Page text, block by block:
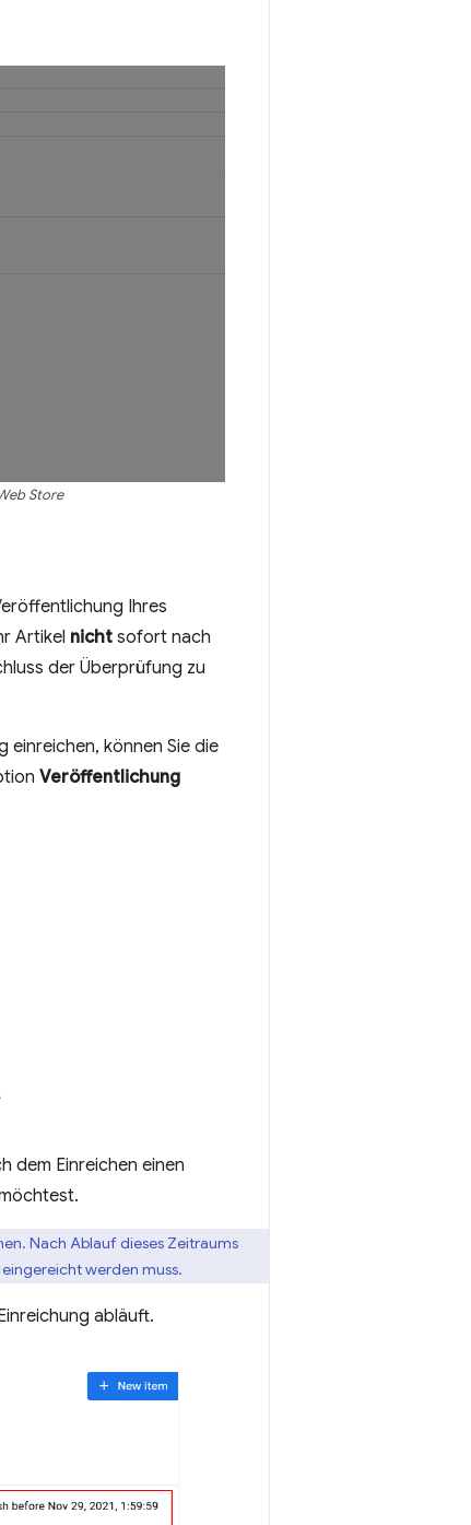
Store
Ihres
Artikel nicht sofort nach
der Überprüfung zu
einreichen, können Sie die
Veröffentlichung
dem Einreichen einen
Nach Ablauf dieses Zeitraums
werden muss.
abläuft.